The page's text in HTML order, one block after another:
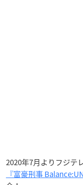
2020年7月よりフジテ
『富豪刑事